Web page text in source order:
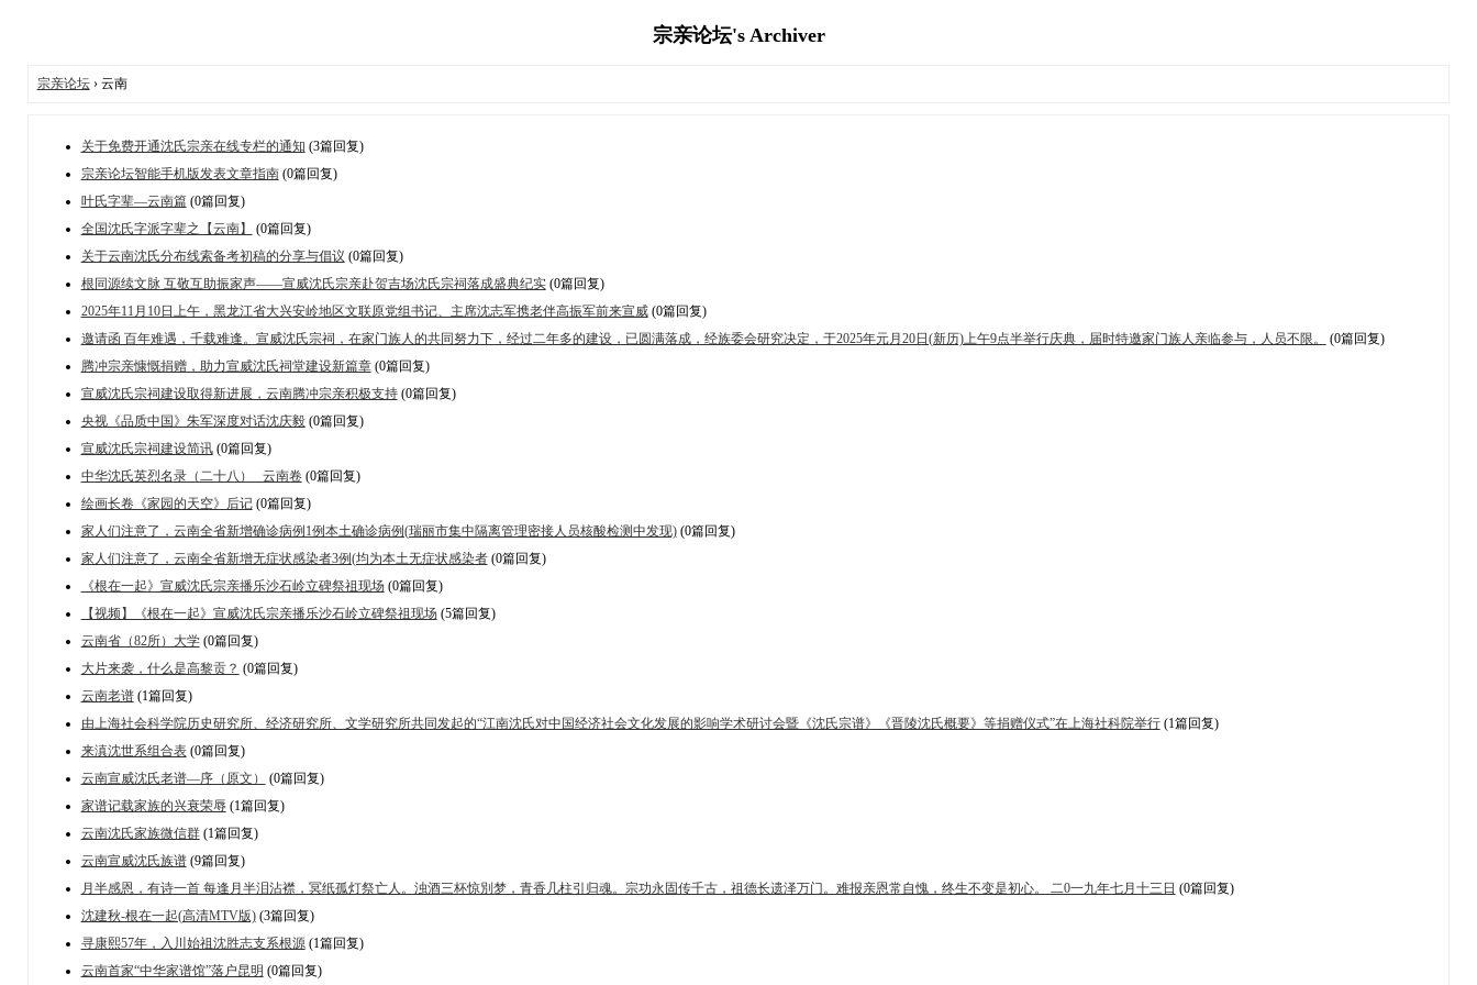
宗亲论坛's Archiver
宗亲论坛› 云南
关于免费开通沈氏宗亲在线专栏的通知 (3篇回复)
宗亲论坛智能手机版发表文章指南(0篇回复)
叶氏字辈—云南篇(0篇回复)
全国沈氏字派字辈之【云南】
(0篇回复)
关于云南沈氏分布线索备考初稿的分享与倡议 (0篇回复)
根同源续文脉 互敬互助振家声——宣威沈氏宗亲赴贺吉场沈氏宗祠落成盛典纪实(0篇回复)
2025年11月10日上午，黑龙江省大兴安岭地区文联原党组书记、主席沈志军携老伴高振军前来宣威(0篇回复)
邀请函 百年难遇，千载难逢。宣威沈氏宗祠，在家门族人的共同努力下，经过二年多的建设，已圆满落成，经族委会研究决定，于2025年元月20日(新历)上午9点半举行庆典，届时特邀家门族人亲临参与，人员不限。
(0篇回复)
腾冲宗亲慷慨捐赠，助力宣威沈氏祠堂建设新篇章(0篇回复)
宣威沈氏宗祠建设取得新进展，云南腾冲宗亲积极支持(0篇回复)
央视《品质中国》朱军深度对话沈庆毅(0篇回复)
宣威沈氏宗祠建设简讯(0篇回复)
中华沈氏英烈名录（二十八）_ 云南卷(0篇回复)
绘画长卷《家园的天空》后记(0篇回复)
家人们注意了，云南全省新增确诊病例1例本土确诊病例(瑞丽市集中隔离管理密接人员核酸检测中发现)(0篇回复)
家人们注意了，云南全省新增无症状感染者3例(均为本土无症状感染者(0篇回复)
《根在一起》宣威沈氏宗亲播乐沙石岭立碑祭祖现场 (0篇回复)
【视频】《根在一起》宣威沈氏宗亲播乐沙石岭立碑祭祖现场 (5篇回复)
云南省（82所）大学(0篇回复)
大片来袭，什么是高黎贡？ (0篇回复)
云南老谱(1篇回复)
由上海社会科学院历史研究所、经济研究所、文学研究所共同发起的“江南沈氏对中国经济社会文化发展的影响学术研讨会暨《沈氏宗谱》《晋陵沈氏概要》等捐赠仪式”在上海社科院举行(1篇回复)
来滇沈世系组合表(0篇回复)
云南宣威沈氏老谱—序（原文）
(0篇回复)
家谱记载家族的兴衰荣辱(1篇回复)
云南沈氏家族微信群(1篇回复)
云南宣威沈氏族谱(9篇回复)
月半感恩，有诗一首 每逢月半泪沾襟，冥纸孤灯祭亡人。浊酒三杯惊別梦，青香几柱引归魂。宗功永固传千古，祖德长遗泽万门。难报亲恩常自愧，终生不变是初心。 二0一九年七月十三日 (0篇回复)
沈建秋-根在一起(高清MTV版)(3篇回复)
寻康熙57年，入川始祖沈胜志支系根源(1篇回复)
云南首家“中华家谱馆”落户昆明 (0篇回复)